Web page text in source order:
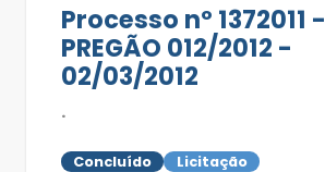
Processo nº 1372011 -
PREGÃO 012/2012 -
02/03/2012
.
Concluído Licitação